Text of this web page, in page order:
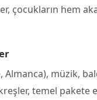
çocukların hem
Almanca), müzik,
temel pakete